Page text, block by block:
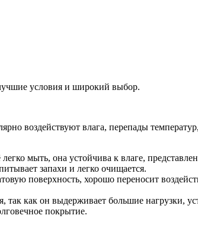
условия и широкий выбор.
воздействуют влага, перепады
мыть, она устойчива к влаге,
запахи и легко очищается.
поверхность, хорошо переносит
как он выдерживает большие нагрузки,
покрытие.